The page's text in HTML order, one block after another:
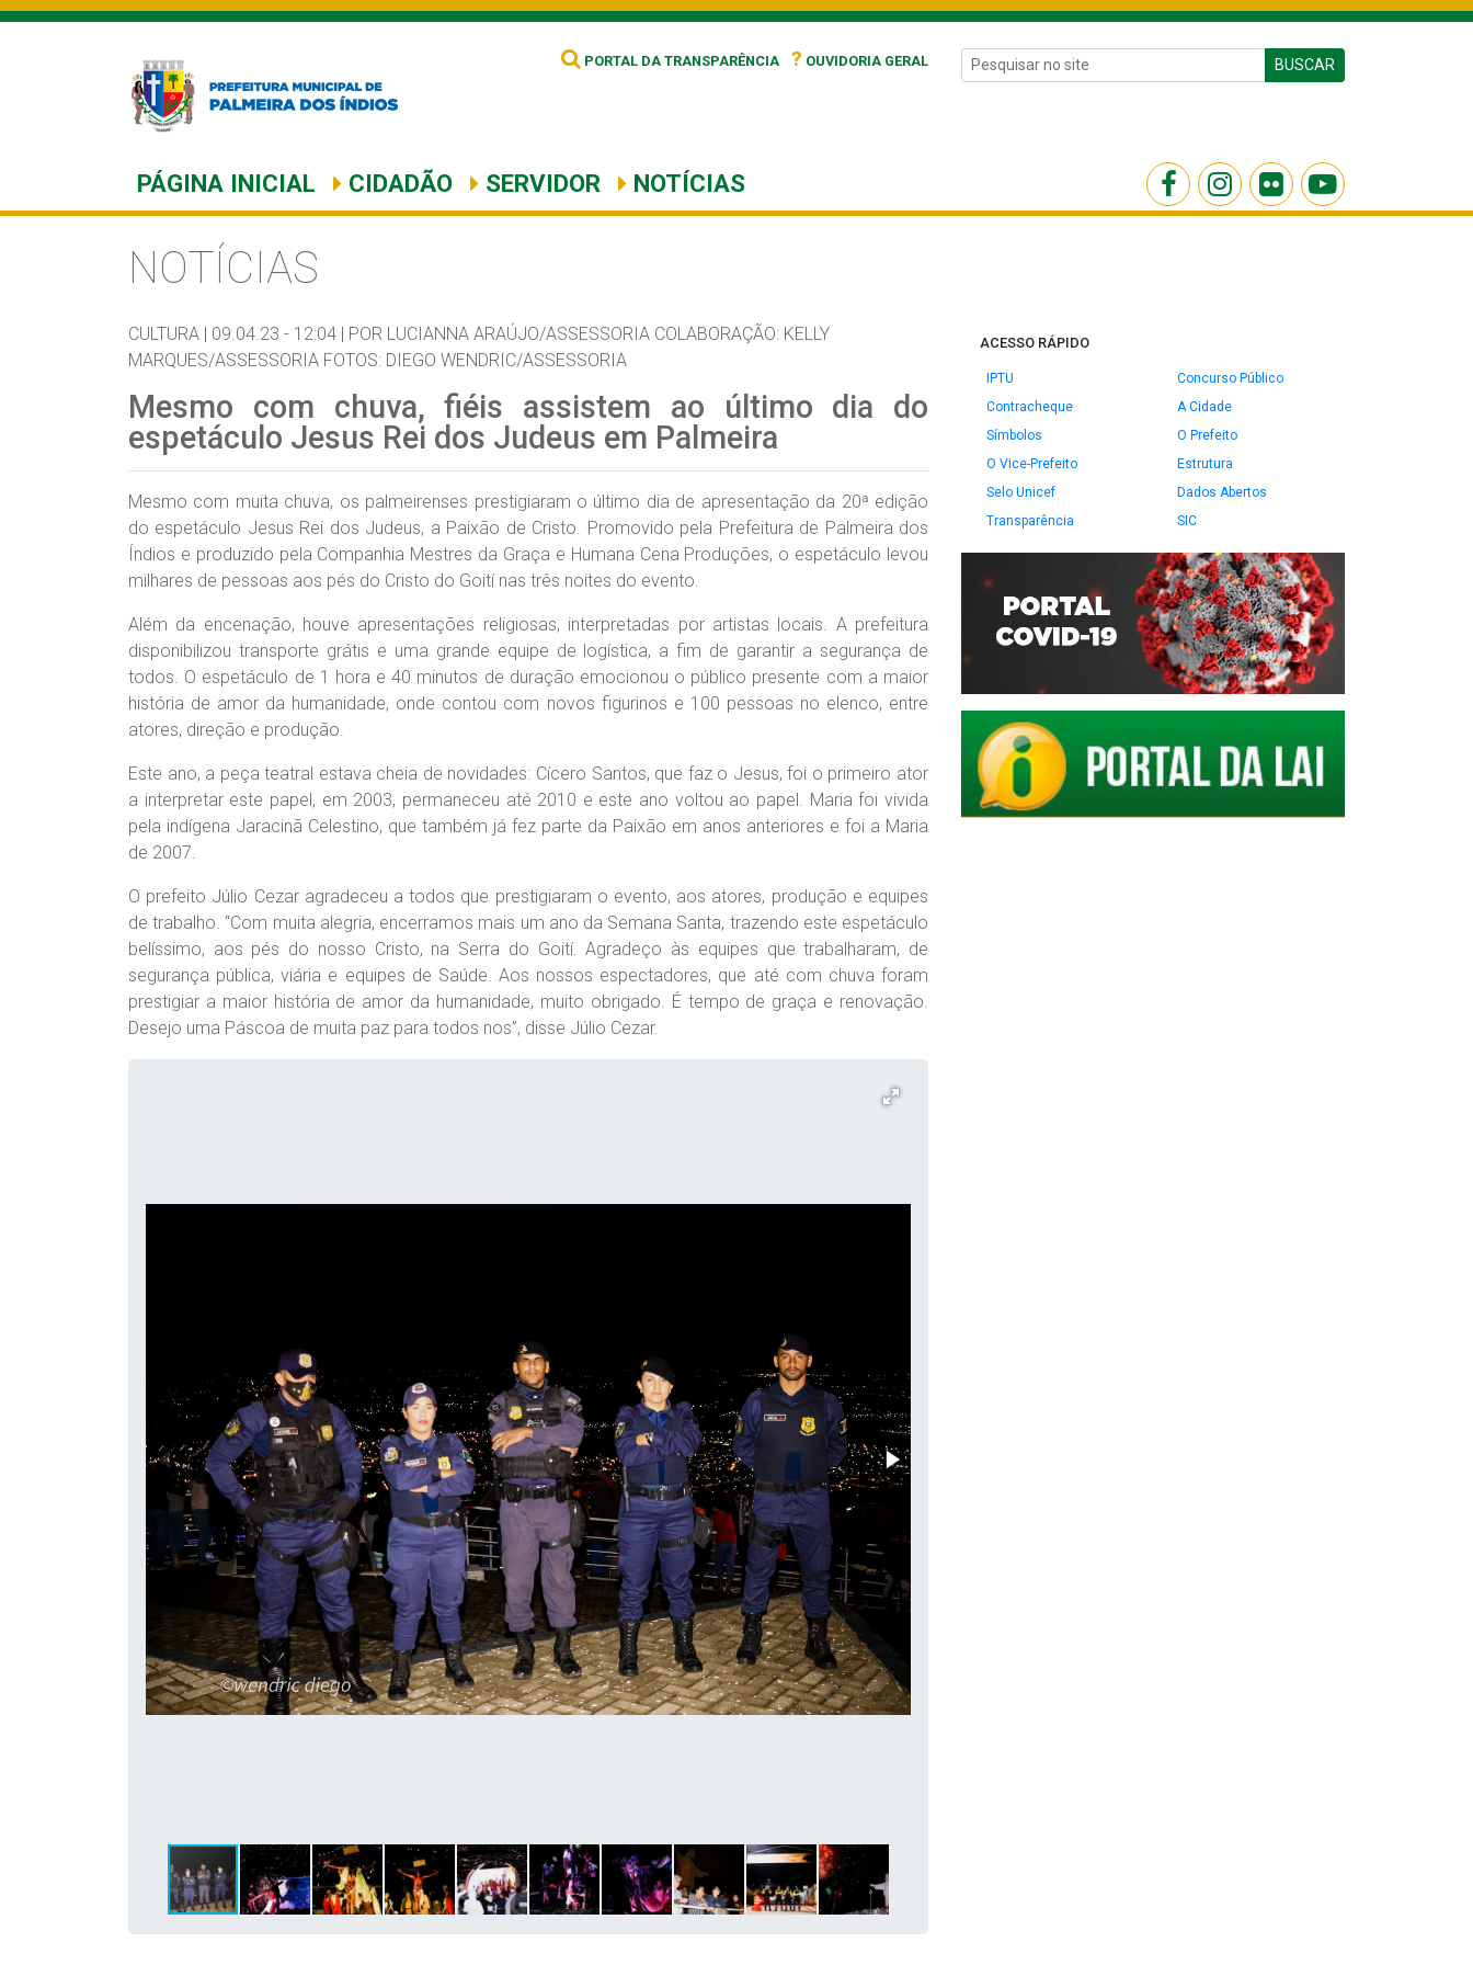
PORTAL DA TRANSPARÊNCIA ? OUVIDORIA GERAL BUSCAR
PÁGINA INICIAL CIDADÃO SERVIDOR NOTÍCIAS
NOTÍCIAS
CULTURA | 09.04.23 - 12:04 | POR LUCIANNA ARAÚJO/ASSESSORIA COLABORAÇÃO: KELLY
MARQUES/ASSESSORIA FOTOS: DIEGO WENDRIC/ASSESSORIA
Mesmo com chuva, fiéis assistem ao último dia do
espetáculo Jesus Rei dos Judeus em Palmeira
Mesmo com muita chuva, os palmeirenses prestigiaram o último dia de apresentação da 20ª edição
do espetáculo Jesus Rei dos Judeus, a Paixão de Cristo. Promovido pela Prefeitura de Palmeira dos
Índios e produzido pela Companhia Mestres da Graça e Humana Cena Produções, o espetáculo levou
milhares de pessoas aos pés do Cristo do Goití nas três noites do evento.
Além da encenação, houve apresentações religiosas, interpretadas por artistas locais. A prefeitura
disponibilizou transporte grátis e uma grande equipe de logística, a fim de garantir a segurança de
todos. O espetáculo de 1 hora e 40 minutos de duração emocionou o público presente com a maior
história de amor da humanidade, onde contou com novos figurinos e 100 pessoas no elenco, entre
atores, direção e produção.
Este ano, a peça teatral estava cheia de novidades: Cícero Santos, que faz o Jesus, foi o primeiro ator
a interpretar este papel, em 2003, permaneceu até 2010 e este ano voltou ao papel. Maria foi vivida
pela indígena Jaracinã Celestino, que também já fez parte da Paixão em anos anteriores e foi a Maria
de 2007.
O prefeito Júlio Cezar agradeceu a todos que prestigiaram o evento, aos atores, produção e equipes
de trabalho. “Com muita alegria, encerramos mais um ano da Semana Santa, trazendo este espetáculo
belíssimo, aos pés do nosso Cristo, na Serra do Goití. Agradeço às equipes que trabalharam, de
segurança pública, viária e equipes de Saúde. Aos nossos espectadores, que até com chuva foram
prestigiar a maior história de amor da humanidade, muito obrigado. É tempo de graça e renovação.
Desejo uma Páscoa de muita paz para todos nos”, disse Júlio Cezar.
ACESSO RÁPIDO
IPTU
Concurso Público
Contracheque
A Cidade
Símbolos
O Prefeito
O Vice-Prefeito
Estrutura
Selo Unicef
Dados Abertos
Transparência
SIC